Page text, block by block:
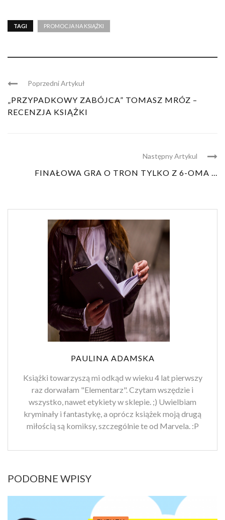
TAGI PROMOCJA NA KSIĄŻKI
Poprzedni Artykuł
„PRZYPADKOWY ZABÓJCA” TOMASZ MRÓZ –
RECENZJA KSIĄŻKI
Następny Artykul
FINAŁOWA GRA O TRON TYLKO Z 6-OMA ...
PAULINA ADAMSKA
Książki towarzyszą mi odkąd w wieku 4 lat pierwszy
raz dorwałam "Elementarz". Czytam wszędzie i
wszystko, nawet etykiety w sklepie. ;) Uwielbiam
kryminały i fantastykę, a oprócz książek moją drugą
miłością są komiksy, szczególnie te od Marvela. :P
PODOBNE WPISY